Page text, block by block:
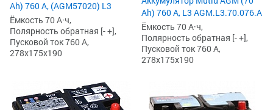
Ah) 760 А, (AGM57020) L3
Ёмкость 70 А·ч,
Полярность обратная [- +],
Пусковой ток 760 А,
278x175x190
Ah) 760 А, L3 AGM.L3.70.076.A
Ёмкость 70 А·ч,
Полярность обратная [- +],
Пусковой ток 760 А,
278x175x190